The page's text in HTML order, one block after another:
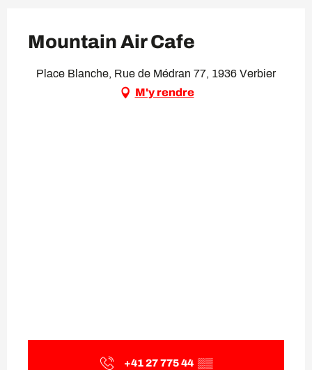
Mountain Air Cafe
Place Blanche, Rue de Médran 77, 1936 Verbier
M'y rendre
+41 27 775 44 ▒▒